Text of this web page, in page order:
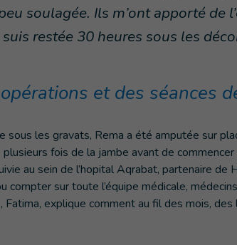
soulagée. Ils m’ont apporté de
suis restée 30 heures sous les
et des séances
sous les gravats, Rema a été amputée sur
fois de la jambe avant de
au sein de l’hopital Aqrabat, partenaire de
compter sur toute l’équipe médicale,
Fatima, explique comment au fil des mois,